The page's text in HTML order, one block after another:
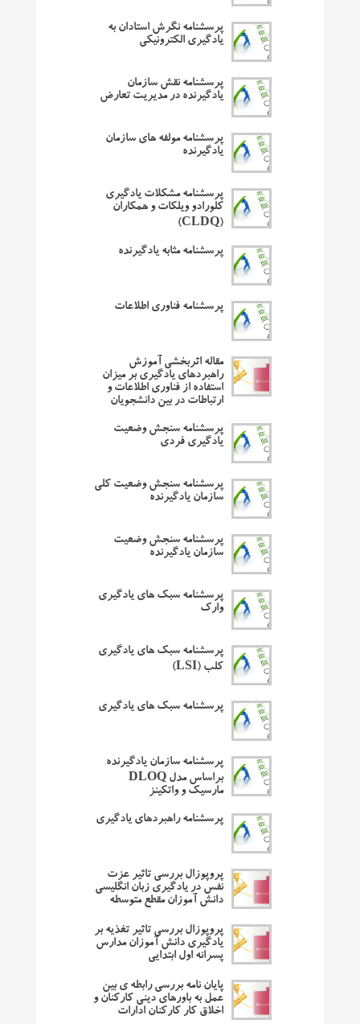
پرسشنامه نگرش استادان به
یادگیری الکترونیکی
پرسشنامه نقش سازمان
یادگیرنده در مدیریت تعارض
پرسشنامه مولفه های سازمان
یادگیرنده
پرسشنامه مشکلات یادگیری
کلورادو ویلکات و همکاران
(CLDQ)
پرسشنامه مثابه یادگیرنده
پرسشنامه فناوری اطلاعات
مقاله اثربخشی آموزش
راهبردهای یادگیری بر میزان
استفاده از فناوری اطلاعات و
ارتباطات در بین دانشجویان
پرسشنامه سنجش وضعیت
یادگیری فردی
پرسشنامه سنجش وضعیت کلی
سازمان یادگیرنده
پرسشنامه سنجش وضعیت
سازمان یادگیرنده
پرسشنامه سبک های یادگیری
وارک
پرسشنامه سبک های یادگیری
کلب (LSI)
پرسشنامه سبک های یادگیری
پرسشنامه سازمان یادگیرنده
براساس مدل DLOQ
مارسیک و واتکینز
پرسشنامه راهبردهای یادگیری
پروپوزال بررسی تاثیر عزت
نفس در یادگیری زبان انگلیسی
دانش آموزان مقطع متوسطه
پروپوزال بررسی تاثیر تغذیه بر
یادگیری دانش آموزان مدارس
پسرانه اول ابتدایی
پایان نامه بررسی رابطه ی بین
عمل به باورهای دینی کارکنان و
اخلاق کار کارکنان ادارات